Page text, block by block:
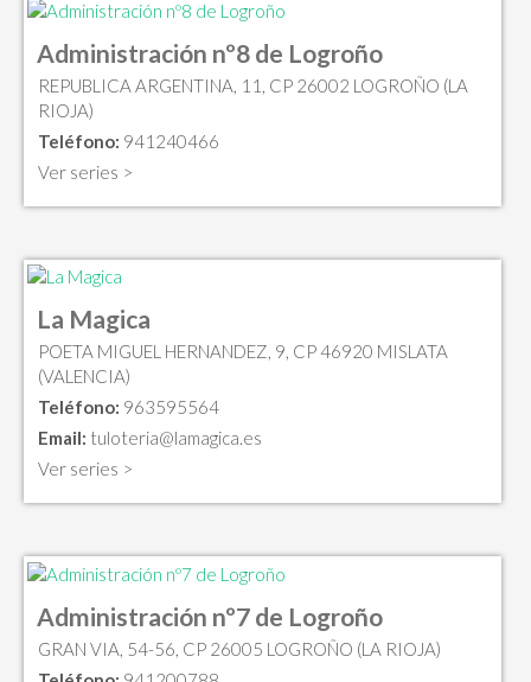
Administración nº8 de Logroño
REPUBLICA ARGENTINA, 11, CP 26002 LOGROÑO (LA
RIOJA)
Teléfono: 941240466
Ver series >
La Magica
POETA MIGUEL HERNANDEZ, 9, CP 46920 MISLATA
(VALENCIA)
Teléfono: 963595564
Email: tuloteria@lamagica.es
Ver series >
Administración nº7 de Logroño
GRAN VIA, 54-56, CP 26005 LOGROÑO (LA RIOJA)